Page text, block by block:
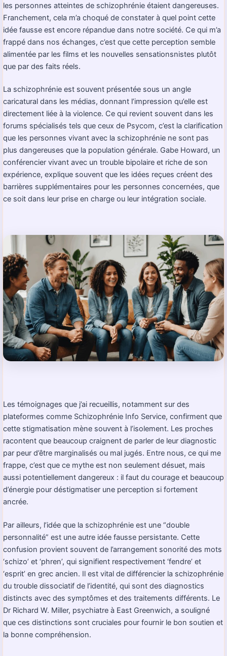
les personnes atteintes de schizophrénie étaient dangereuses.
Franchement, cela m’a choqué de constater à quel point cette
idée fausse est encore répandue dans notre société. Ce qui m’a
frappé dans nos échanges, c’est que cette perception semble
alimentée par les films et les nouvelles sensationsnistes plutôt
que par des faits réels.
La schizophrénie est souvent présentée sous un angle
caricatural dans les médias, donnant l’impression qu’elle est
directement liée à la violence. Ce qui revient souvent dans les
forums spécialisés tels que ceux de Psycom, c’est la clarification
que les personnes vivant avec la schizophrénie ne sont pas
plus dangereuses que la population générale. Gabe Howard, un
conférencier vivant avec un trouble bipolaire et riche de son
expérience, explique souvent que les idées reçues créent des
barrières supplémentaires pour les personnes concernées, que
ce soit dans leur prise en charge ou leur intégration sociale.
Les témoignages que j’ai recueillis, notamment sur des
plateformes comme Schizophrénie Info Service, confirment que
cette stigmatisation mène souvent à l’isolement. Les proches
racontent que beaucoup craignent de parler de leur diagnostic
par peur d’être marginalisés ou mal jugés. Entre nous, ce qui me
frappe, c’est que ce mythe est non seulement désuet, mais
aussi potentiellement dangereux : il faut du courage et beaucoup
d’énergie pour déstigmatiser une perception si fortement
ancrée.
Par ailleurs, l’idée que la schizophrénie est une “double
personnalité” est une autre idée fausse persistante. Cette
confusion provient souvent de l’arrangement sonorité des mots
‘schizo’ et ‘phren’, qui signifient respectivement ‘fendre’ et
‘esprit’ en grec ancien. Il est vital de différencier la schizophrénie
du trouble dissociatif de l’identité, qui sont des diagnostics
distincts avec des symptômes et des traitements différents. Le
Dr Richard W. Miller, psychiatre à East Greenwich, a souligné
que ces distinctions sont cruciales pour fournir le bon soutien et
la bonne compréhension.